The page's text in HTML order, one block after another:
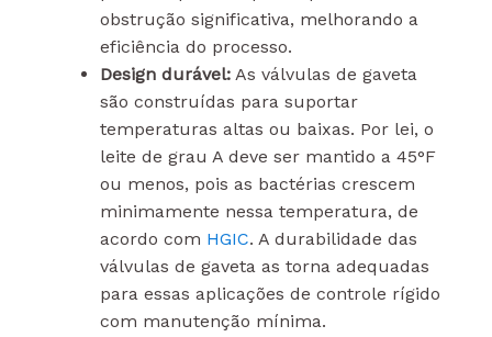
obstrução significativa, melhorando a
eficiência do processo.
Design durável:As válvulas de gaveta
são construídas para suportar
temperaturas altas ou baixas. Por lei, o
leite de grau A deve ser mantido a 45°F
ou menos, pois as bactérias crescem
minimamente nessa temperatura, de
acordo com HGIC. A durabilidade das
válvulas de gaveta as torna adequadas
para essas aplicações de controle rígido
com manutenção mínima.